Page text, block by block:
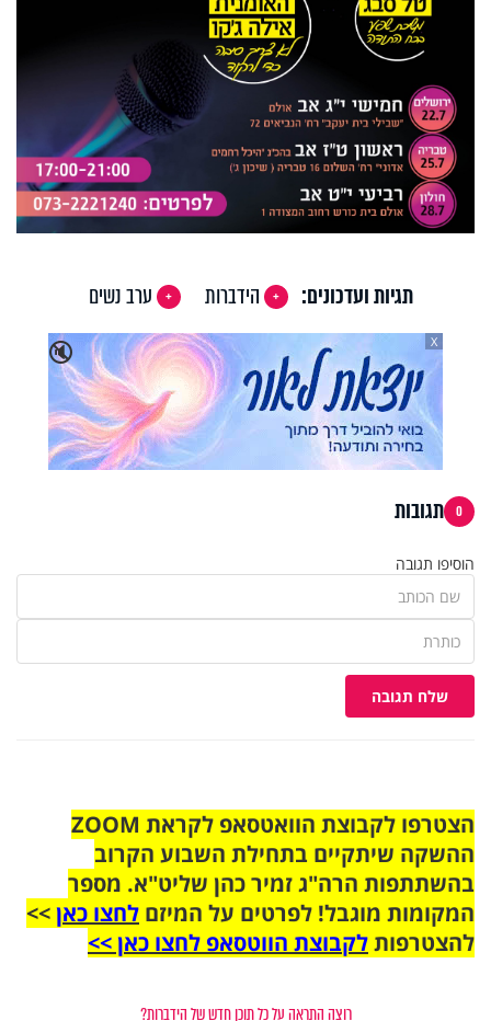
תגיות ועדכונים: הידברות
ערב נשים
🔇
X
0 תגובות
הוסיפו תגובה
שלח תגובה
הצטרפו לקבוצת הוואטסאפ לקראת ZOOM
ההשקה שיתקיים בתחילת השבוע הקרוב
בהשתתפות הרה"ג זמיר כהן שליט"א. מספר
המקומות מוגבל! לפרטים על המיזם לחצו כאן>>
להצטרפותלקבוצת הווטסאפ לחצו כאן >>
רוצה התראה על כל תוכן חדש של הידברות?